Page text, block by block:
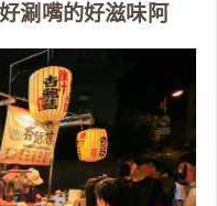
涮嘴的好滋味阿